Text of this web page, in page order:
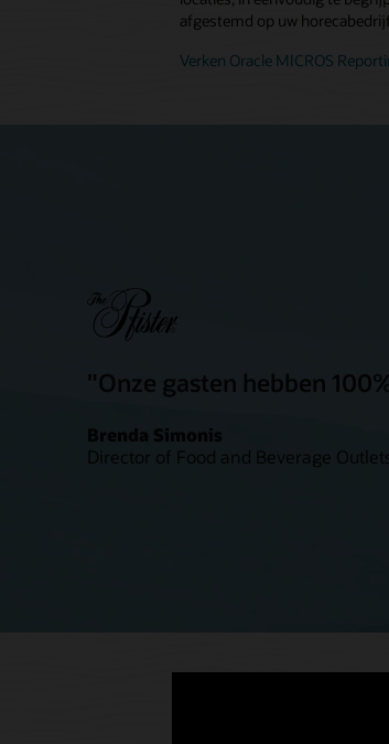
afgestemd op uw
Verken Oracle MICROS
"Onze gasten hebben
Brenda Simonis
Director of Food and Beverage